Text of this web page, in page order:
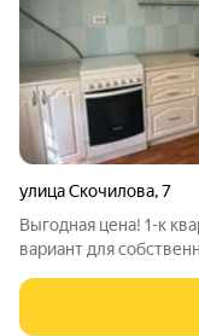
улица Скочилова,7
Выгодная цена! 1-к
вариант для
квартире:Ленинский